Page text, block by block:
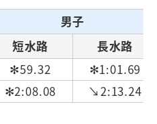
男子
短水路
長水路
✻59.32
✻1:01.69
✻2:08.08 ↘2:13.24